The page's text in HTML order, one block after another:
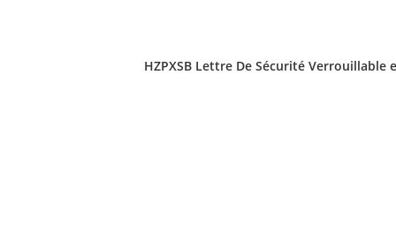
HZPXSB Lettre De Sécurité Verrouillable